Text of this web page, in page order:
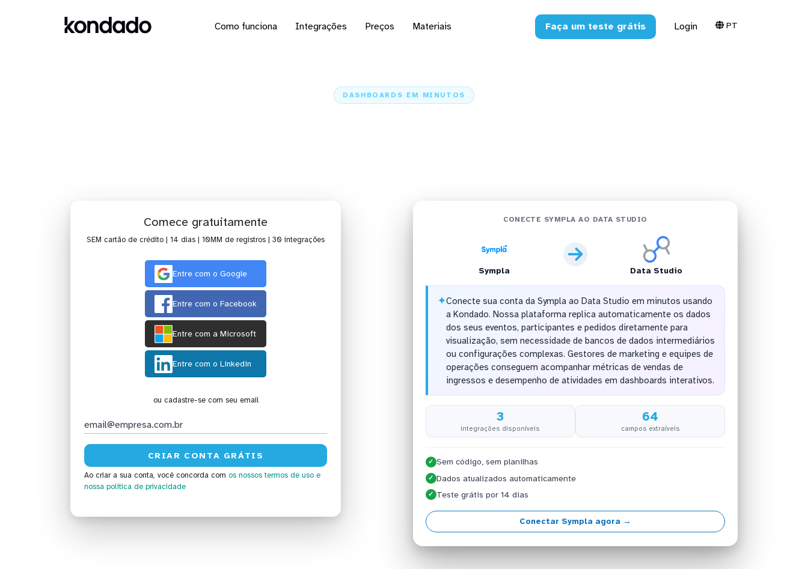
Como funciona Integrações Preços Materiais Faça um teste grátis Login PT
DASHBOARDS EM MINUTOS
Comece gratuitamente
SEM cartão de crédito | 14 dias | 10MM de registros | 30 integrações
Entre com o Google
Entre com o Facebook
Entre com a Microsoft
Entre com o Linkedin
ou cadastre-se com seu email
Ao criar a sua conta, você concorda com os nossos termos de uso e
nossa política de privacidade
CONECTE SYMPLA AO DATA STUDIO
Sympla Data Studio
✦Conecte sua conta da Sympla ao Data Studio em minutos usando
a Kondado. Nossa plataforma replica automaticamente os dados
dos seus eventos, participantes e pedidos diretamente para
visualização, sem necessidade de bancos de dados intermediários
ou configurações complexas. Gestores de marketing e equipes de
operações conseguem acompanhar métricas de vendas de
ingressos e desempenho de atividades em dashboards interativos.
3
integrações disponíveis
64
campos extraíveis
✓ Sem código, sem planilhas
✓ Dados atualizados automaticamente
✓ Teste grátis por 14 dias
Conectar Sympla agora →